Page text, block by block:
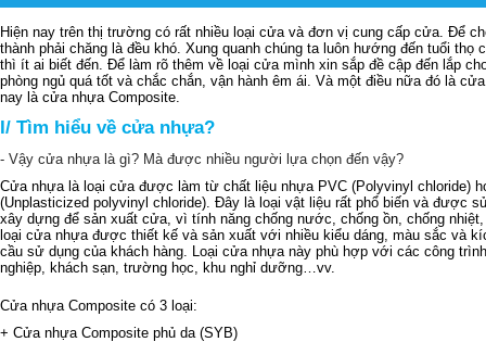
Hiện nay trên thị trường có rất nhiều loại cửa và đơn vị cung cấp cửa. Để
thành phải chăng là đều khó. Xung quanh chúng ta luôn hướng đến tuổi
thì ít ai biết đến. Để làm rõ thêm về loại cửa mình xin sắp đề cập đến lắp
phòng ngủ quá tốt và chắc chắn, vận hành êm ái. Và một điều nữa đó là
nay là cửa nhựa Composite
I/ Tìm hiểu về cửa nhựa?
- Vậy cửa nhựa là gì? Mà được nhiều người lựa chọn đến vậy?
Cửa nhựa là loại cửa được làm từ chất liệu nhựa PVC (Polyvinyl chloride)
(Unplasticized polyvinyl chloride). Đây là loại vật liệu rất phổ biến và được
xây dựng để sản xuất cửa, vì tính năng chống nước, chống ồn, chống
loại cửa nhựa được thiết kế và sản xuất với nhiều kiểu dáng, màu sắc và
cầu sử dụng của khách hàng. Loại cửa nhựa này phù hợp với các công
nghiệp, khách sạn, trường học, khu nghỉ dưỡng…vv.
Cửa nhựa Composite có 3 loại:
+ Cửa nhựa Composite phủ da (SYB)